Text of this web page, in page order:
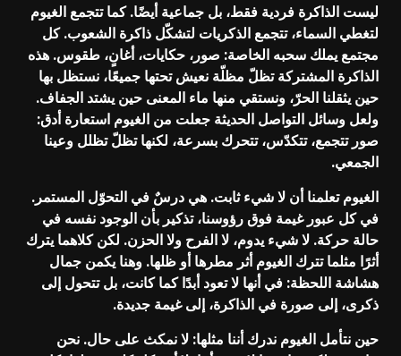
ليست الذاكرة فردية فقط، بل جماعية أيضًا. كما تتجمع الغيوم
لتغطي السماء، تتجمع الذكريات لتشكّل ذاكرة الشعوب. كل
مجتمع يملك سحبه الخاصة: صور، حكايات، أغانٍ، طقوس. هذه
الذاكرة المشتركة تظلّ مظلّة نعيش تحتها جميعًا، نستظل بها
حين يثقلنا الحرّ، ونستقي منها ماء المعنى حين يشتد الجفاف.
ولعل وسائل التواصل الحديثة جعلت من الغيوم استعارة أدق:
صور تتجمع، تتكدّس، تتحرك بسرعة، لكنها تظلّ تظلل وعينا
الجمعي.
الغيوم تعلمنا أن لا شيء ثابت. هي درسٌ في التحوّل المستمر.
في كل عبور غيمة فوق رؤوسنا، تذكير بأن الوجود نفسه في
حالة حركة. لا شيء يدوم، لا الفرح ولا الحزن. لكن كلاهما يترك
أثرًا مثلما تترك الغيوم أثر مطرها أو ظلها. وهنا يكمن جمال
هشاشة اللحظة: في أنها لا تعود أبدًا كما كانت، بل تتحول إلى
ذكرى، إلى صورة في الذاكرة، إلى غيمة جديدة.
حين نتأمل الغيوم ندرك أننا مثلها: لا نمكث على حال. نحن